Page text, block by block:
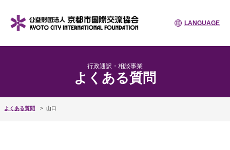
LANGUAGE
行政通訳・相談事業
よくある質問
よくある質問 山口